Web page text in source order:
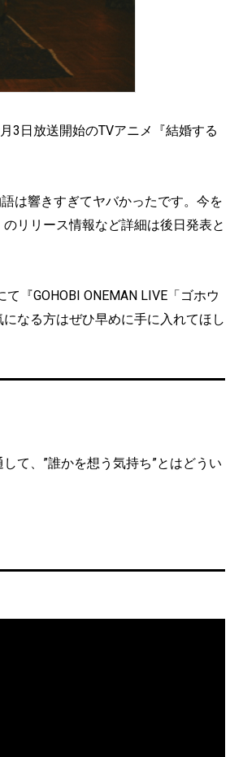
3日放送開始のTVアニメ『結婚する
は響きすぎてヤバかったです。今を
リリース情報など詳細は後日発表と
『GOHOBI ONEMAN LIVE「ゴホウ
なる方はぜひ早めに手に入れてほし
て、”誰かを想う気持ち”とはどうい